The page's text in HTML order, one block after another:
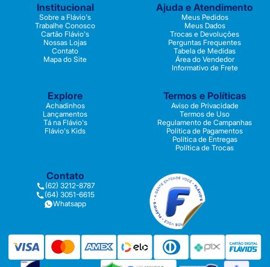
Institucional
Sobre a Flávio's
Trabalhe Conosco
Cartão Flávio's
Nossas Lojas
Contato
Mapa do Site
Ajuda e Atendimento
Meus Pedidos
Meus Dados
Trocas e Devoluções
Perguntas Frequentes
Tabela de Medidas
Área do Vendedor
Informativo de Frete
Explore
Achadinhos
Lançamentos
Tá na Flávio's
Flávio's Kids
Termos e Políticas
Aviso de Privacidade
Termos de Uso
Regulamento de Campanhas
Política de Pagamentos
Política de Entregas
Política de Trocas
Contato
(62) 3212-8787
(64) 3051-6615
Whatsapp